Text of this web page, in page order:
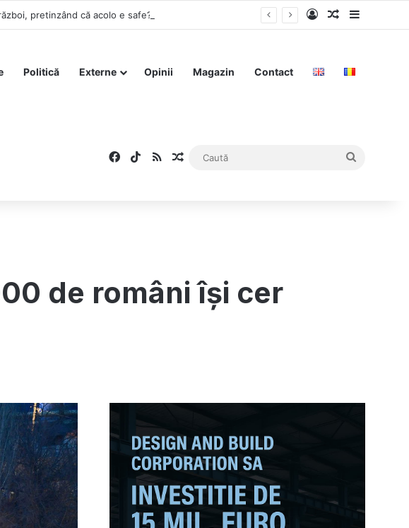
pretinzând că acolo e safe?” Log InArticolSidebar
Politică Externe Opinii Magazin Contact
Facebook
TikTok
RSSArticol aleatoriu
de români își cer